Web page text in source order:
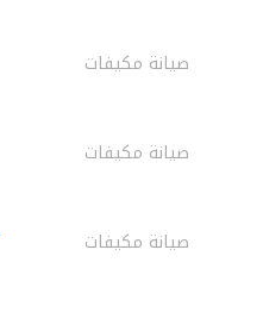
صيانة مكيفات
صيانة مكيفات
صيانة مكيفات